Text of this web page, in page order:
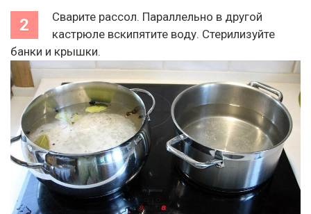
Сварите рассол. Параллельно в другой
кастрюле вскипятите воду. Стерилизуйте
банки и крышки.